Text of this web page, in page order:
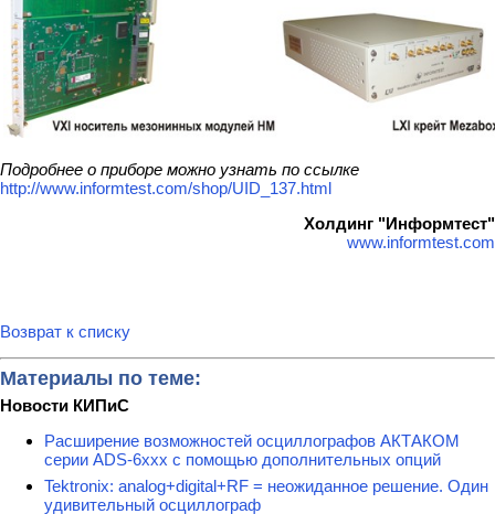
Подробнее о приборе можно узнать по ссылке
http://www.informtest.com/shop/UID_137.html
Холдинг "Информтест"
www.informtest.com
Возврат к списку
Материалы по теме:
Новости КИПиС
Расширение возможностей осциллографов АКТАКОМ
серии ADS-6ххх с помощью дополнительных опций
Tektronix: analog+digital+RF = неожиданное решение. Один
удивительный осциллограф